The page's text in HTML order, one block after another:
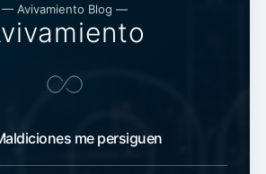
— Avivamiento Blog —
me persiguen